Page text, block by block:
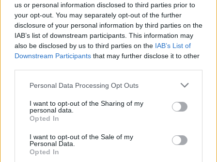
us or personal information disclosed to third parties prior to
your opt-out. You may separately opt-out of the further
disclosure of your personal information by third parties on the
IAB’s list of downstream participants. This information may
also be disclosed by us to third parties on the IAB’s List of
Downstream Participants that may further disclose it to other
Please note that this website/app uses one or more Google
not limited to your visit or usage behaviour. You may click to
grant or deny consent to Google and its third-party tags to
use your data for below specified purposes in below Google
consent section.
Personal Data Processing Opt Outs
I want to opt-out of the Sharing of my
personal data.
Opted In
I want to opt-out of the Sale of my
Personal Data.
Opted In
Επίτροπος Απασχόλησης και Κοινωνικών
Δικαιωμάτων της Ευρωπαϊκής Ένωσης Άννα
Διαμαντοπούλου, ο πρώην Πρωθυπουργός και
πρώην Πρόεδρος του Ελεγκτικού Συνεδρίου
Ιωάννης Σαρμάς, ο Group Chief Economist της
Τράπεζας Πειραιώς Ηλίας Λεκκός και ο
Κοσμήτορας της Νομικής Σχολής του
Παναγιώτης Γκλαβίνης. Τη συζήτηση θα
συντονίσει ο Πρόεδρος του Διοικητικού
Συμβουλίου του Συλλόγου Αποφοίτων,
Υποστράτηγος ε.α. Γιώργος Χατζηθεοφάνους.